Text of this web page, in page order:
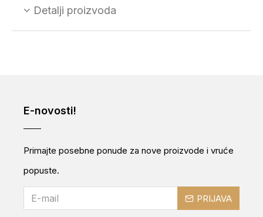
Detalji proizvoda
E-novosti!
Primajte posebne ponude za nove proizvode i vruće
popuste.
PRIJAVA